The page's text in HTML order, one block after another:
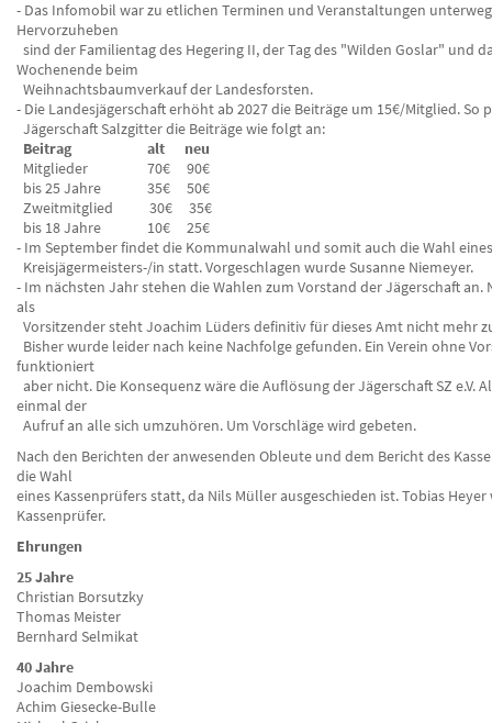
- Das Infomobil war zu etlichen Terminen und Veranstaltungen
Hervorzuheben
sind der Familientag des Hegering II, der Tag des "Wilden Goslar" und
Wochenende beim
Weihnachtsbaumverkauf der Landesforsten.
- Die Landesjägerschaft erhöht ab 2027 die Beiträge um 15€/Mitglied. So
Jägerschaft Salzgitter die Beiträge wie folgt an:
Beitrag alt neu
Mitglieder 70€ 90€
bis 25 Jahre 35€ 50€
Zweitmitglied 30€ 35€
bis 18 Jahre 10€ 25€
- Im September findet die Kommunalwahl und somit auch die Wahl
Kreisjägermeisters-/in statt. Vorgeschlagen wurde Susanne Niemeyer.
- Im nächsten Jahr stehen die Wahlen zum Vorstand der Jägerschaft an.
als
Vorsitzender steht Joachim Lüders definitiv für dieses Amt nicht mehr
Bisher wurde leider nach keine Nachfolge gefunden. Ein Verein ohne
funktioniert
aber nicht. Die Konsequenz wäre die Auflösung der Jägerschaft SZ e.V.
einmal der
Aufruf an alle sich umzuhören. Um Vorschläge wird gebeten.
Nach den Berichten der anwesenden Obleute und dem Bericht des
die Wahl
eines Kassenprüfers statt, da Nils Müller ausgeschieden ist. Tobias
Kassenprüfer.
Ehrungen
25 Jahre
Christian Borsutzky
Thomas Meister
Bernhard Selmikat
40 Jahre
Joachim Dembowski
Achim Giesecke-Bulle